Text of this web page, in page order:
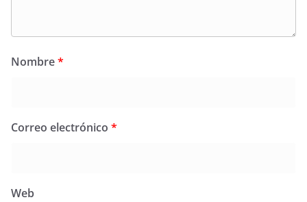
Nombre*
Correo electrónico *
Web